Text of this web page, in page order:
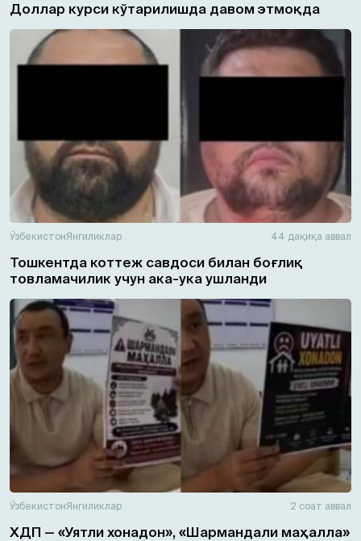
Доллар курси кўтарилишда давом этмоқда
ЎзбекистонЯнгиликлар 44 дақиқа аввал
Тошкентда коттеж савдоси билан боғлиқ
товламачилик учун ака-ука ушланди
ЎзбекистонЯнгиликлар 2 соат аввал
ХДП — «Уятли хонадон», «Шармандали маҳалла»